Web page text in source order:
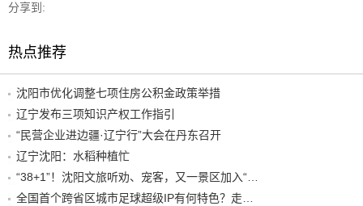
分享到:
热点推荐
沈阳市优化调整七项住房公积金政策举措
辽宁发布三项知识产权工作指引
“民营企业进边疆·辽宁行”大会在丹东召开
辽宁沈阳：水稻种植忙